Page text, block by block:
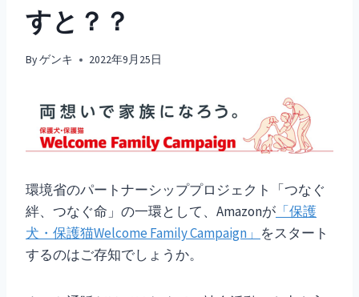
すと？？
Byゲンキ 2022年9月25日
環境省のパートナーシッププロジェクト「つなぐ
絆、つなぐ命」の一環として、Amazonが 「保護
犬・保護猫Welcome Family Campaign」 をスタート
するのはご存知でしょうか。